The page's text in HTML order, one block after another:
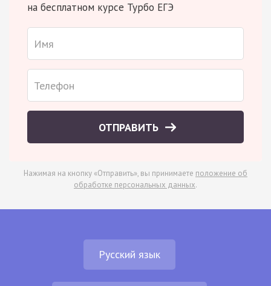
на бесплатном курсе Турбо ЕГЭ
ОТПРАВИТЬ
Нажимая на кнопку «Отправить», вы принимаете положение об
обработке персональных данных.
Русский язык